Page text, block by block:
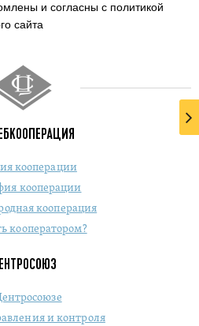
и согласны с политикой
сайта
кооперации
кооперации
кооперация
кооператором?
и контроля